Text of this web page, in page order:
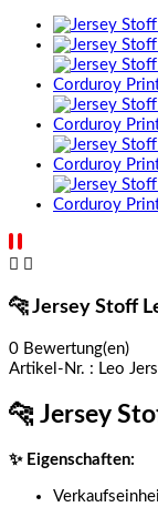
 
🐆 Jersey Stoff
0 Bewertung(en)
Artikel-Nr. : Leo
🐆 Jersey
✨ Eigenschaften: